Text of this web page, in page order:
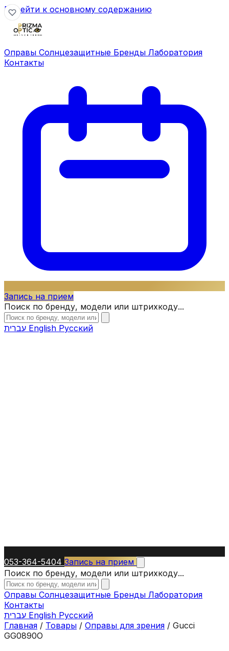
Перейти к основному содержанию
Оправы Солнцезащитные Бренды Лаборатория
Контакты
Запись на прием
Поиск по бренду, модели или штрихкоду...
English Русский
053-364-5404 Запись на прием
Поиск по бренду, модели или штрихкоду...
Оправы Солнцезащитные Бренды Лаборатория
Контакты
English Русский
Главная / Товары / Оправы для зрения / Gucci
GG0890O